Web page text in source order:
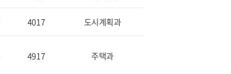
4017 도시계획과
4917 주택과